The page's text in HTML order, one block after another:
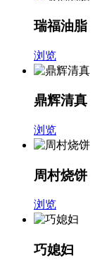
瑞福油脂
浏览
鼎辉清真
浏览
周村烧饼
浏览
巧媳妇